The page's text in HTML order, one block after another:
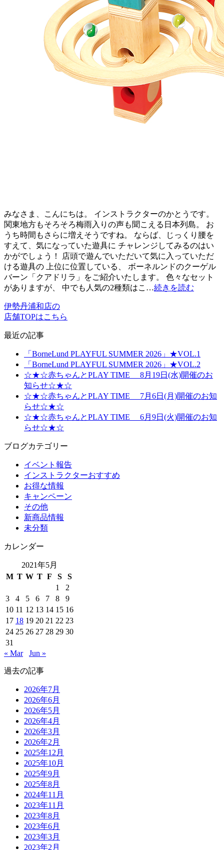
みなさま、こんにちは。 インストラクターのかとうです。
関東地方もそろそろ梅雨入りの声も聞こえる日本列島。 お
うち時間もさらに増えそうですね。 ならば、じっくり腰を
すえて、気になっていた遊具に チャレンジしてみるのはい
かがでしょう！ 店頭で遊んでいただいて気に入っていただ
ける遊具の 上位に位置している、 ボーネルンドのクーゲル
バーン「クアドリラ」をご紹介いたします。 色々なセット
がありますが、 中でも人気の2種類はこ…続きを読む
伊勢丹浦和店の
店舗TOPはこちら
最近の記事
「BorneLund PLAYFUL SUMMER 2026」★VOL.1
「BorneLund PLAYFUL SUMMER 2026」★VOL.2
☆★☆赤ちゃんとPLAY TIME 8月19日(水)開催のお
知らせ☆★☆
☆★☆赤ちゃんとPLAY TIME 7月6日(月)開催のお知
らせ☆★☆
☆★☆赤ちゃんとPLAY TIME 6月9日(火)開催のお知
らせ☆★☆
ブログカテゴリー
イベント報告
インストラクターおすすめ
お得な情報
キャンペーン
その他
新商品情報
未分類
カレンダー
2021年5月
M T W T F S
S
1
2
3
4 5 6 7 8
9
10 11 12 13 14 15 16
17 18 19 20 21 22 23
24 25 26 27 28 29 30
31
« Mar
Jun »
過去の記事
2026年7月
2026年6月
2026年5月
2026年4月
2026年3月
2026年2月
2025年12月
2025年10月
2025年9月
2025年8月
2024年11月
2023年11月
2023年8月
2023年6月
2023年3月
2023年2月